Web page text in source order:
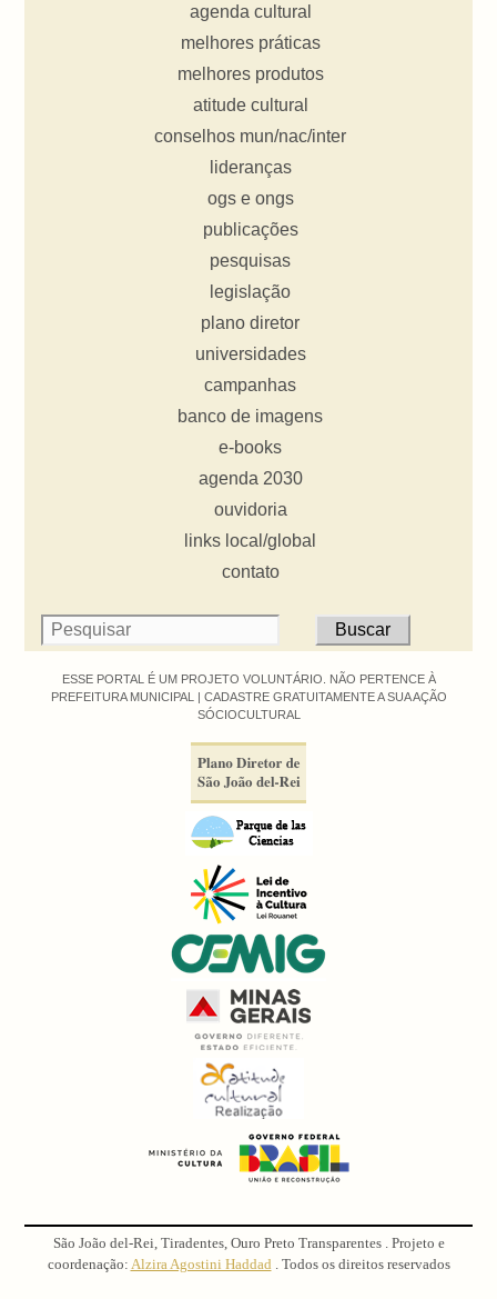
agenda cultural
melhores práticas
melhores produtos
atitude cultural
conselhos mun/nac/inter
lideranças
ogs e ongs
publicações
pesquisas
legislação
plano diretor
universidades
campanhas
banco de imagens
e-books
agenda 2030
ouvidoria
links local/global
contato
ESSE PORTAL É UM PROJETO VOLUNTÁRIO. NÃO PERTENCE À
PREFEITURA MUNICIPAL | CADASTRE GRATUITAMENTE A SUA AÇÃO
SÓCIOCULTURAL
São João del-Rei, Tiradentes, Ouro Preto Transparentes . Projeto e
coordenação: Alzira Agostini Haddad . Todos os direitos reservados